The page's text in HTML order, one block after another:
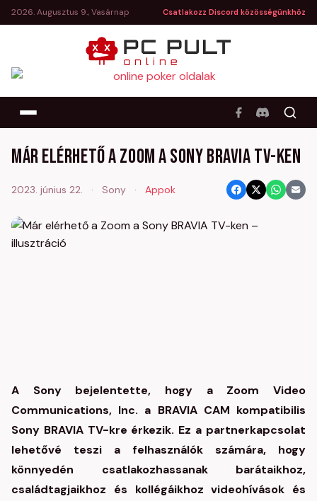
2026. Augusztus 9., Vasárnap Csatlakozz Discord közösségünkhöz
Már elérhető a Zoom a Sony BRAVIA TV-ken
2023. június 22. · Sony · Appok
A Sony bejelentette, hogy a Zoom Video
Communications, Inc. a BRAVIA CAM kompatibilis
Sony BRAVIA TV-kre érkezik. Ez a partnerkapcsolat
lehetővé teszi a felhasználók számára, hogy
könnyedén csatlakozhassanak barátaikhoz,
családtagjaikhoz és kollégáikhoz videohívások és